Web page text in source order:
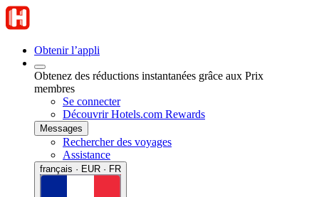
Obtenir l’appli
Obtenez des réductions instantanées grâce aux Prix
membres
Se connecter
Découvrir Hotels.com Rewards
Messages
Rechercher des voyages
Assistance
français · EUR · FR